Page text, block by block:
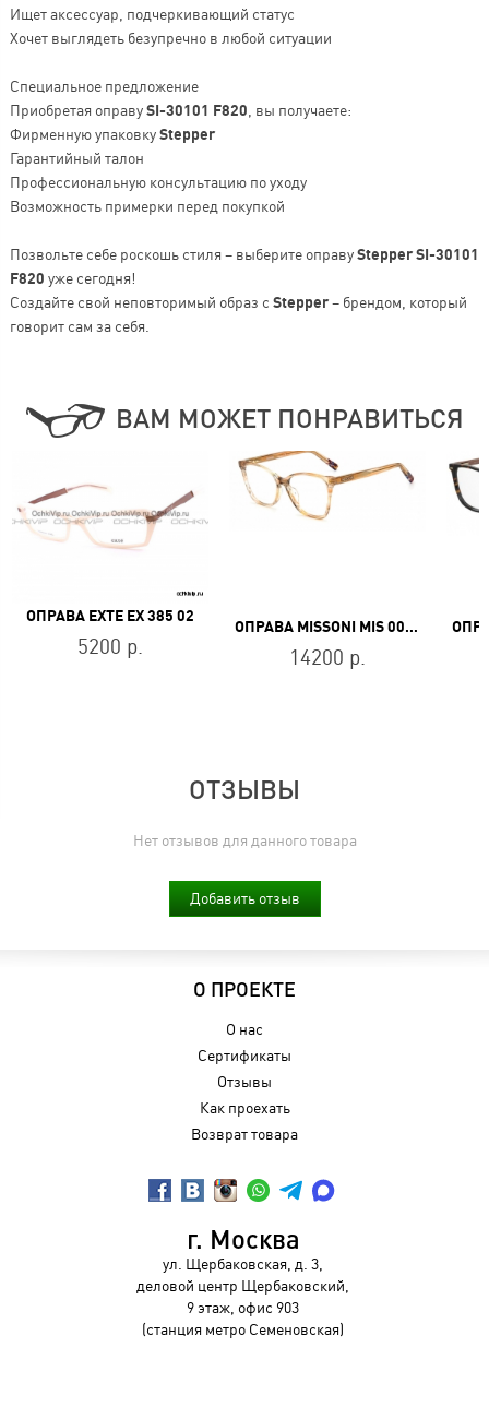
Ищет аксессуар, подчеркивающий статус
Хочет выглядеть безупречно в любой ситуации
Специальное предложение
Приобретая оправуSI-30101 F820 , вы получаете:
Фирменную упаковкуStepper
Гарантийный талон
Профессиональную консультацию по уходу
Возможность примерки перед покупкой
Позвольте себе роскошь стиля – выберите оправуStepper SI-30101
F820 уже сегодня!
Создайте свой неповторимый образ с Stepper– брендом, который
говорит сам за себя.
ВАМ МОЖЕТ ПОНРАВИТЬСЯ
ОПРАВА EXTE EX 385 02
5200 р.
ОПРАВА MISSONI MIS 0013 HR3
14200 р.
ОТЗЫВЫ
Нет отзывов для данного товара
Добавить отзыв
О ПРОЕКТЕ
О нас
Сертификаты
Отзывы
Как проехать
Возврат товара
г. Москва
ул. Щербаковская, д. 3,
деловой центр Щербаковский,
9 этаж, офис 903
(станция метро Семеновская)